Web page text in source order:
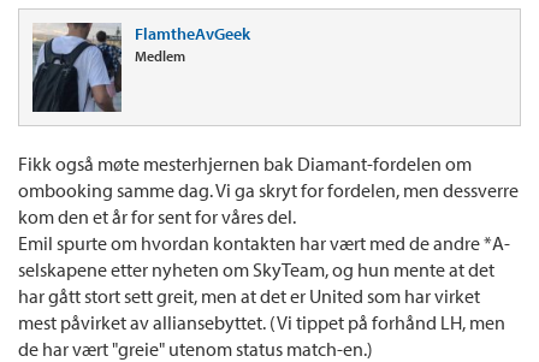
FlamtheAvGeek
Medlem
Fikk også møte mesterhjernen bak Diamant-fordelen om
ombooking samme dag. Vi ga skryt for fordelen, men dessverre
kom den et år for sent for våres del.
Emil spurte om hvordan kontakten har vært med de andre *A-
selskapene etter nyheten om SkyTeam, og hun mente at det
har gått stort sett greit, men at det er United som har virket
mest påvirket av alliansebyttet. (Vi tippet på forhånd LH, men
de har vært "greie" utenom status match-en.)